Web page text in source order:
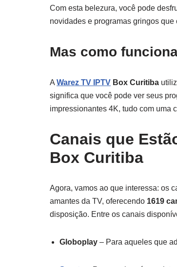
Com esta belezura, você pode
novidades e programas gringos
Mas como
A Warez TV IPTV Box Curitiba
significa que você pode ver seus
impressionantes 4K, tudo com uma
Canais que
Box Curitiba
Agora, vamos ao que interessa: os
amantes da TV, oferecendo 1619
disposição. Entre os canais
Globoplay – Para aqueles que